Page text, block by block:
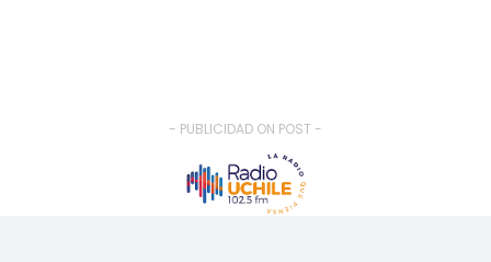
- PUBLICIDAD ON POST -